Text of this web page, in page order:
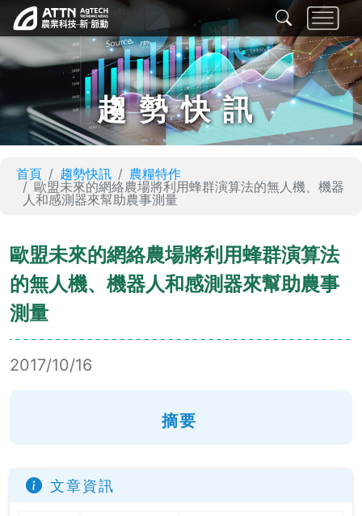
趨勢快訊
首頁 趨勢快訊
農糧特作
歐盟未來的網絡農場將利用蜂群演算法的無人機、機器
人和感測器來幫助農事測量
歐盟未來的網絡農場將利用蜂群演算法
的無人機、機器人和感測器來幫助農事
測量
2017/10/16
摘要
文章資訊